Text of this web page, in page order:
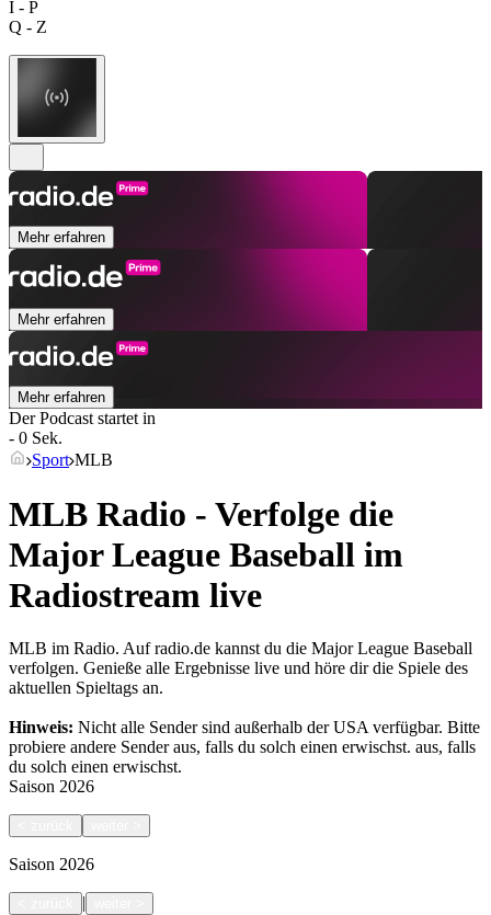
I - P
Q - Z
Mehr erfahren
Mehr erfahren
Mehr erfahren
Der Podcast startet in
- 0 Sek.
Sport MLB
MLB Radio - Verfolge die
Major League Baseball im
Radiostream live
MLB im Radio. Auf radio.de kannst du die Major League Baseball
verfolgen. Genieße alle Ergebnisse live und höre dir die Spiele des
aktuellen Spieltags an.
Hinweis: Nicht alle Sender sind außerhalb der USA verfügbar. Bitte
probiere andere Sender aus, falls du solch einen erwischst. aus, falls
du solch einen erwischst.
Saison 2026
Saison 2026
|